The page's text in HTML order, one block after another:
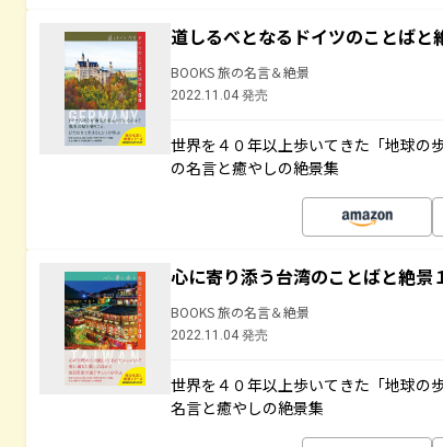
道しるべとなるドイツのことばと
BOOKS 旅の名言＆絶景
2022.11.04 発売
世界を４０年以上歩いてきた「地球の
の名言と癒やしの絶景集
心に寄り添う台湾のことばと絶景
BOOKS 旅の名言＆絶景
2022.11.04 発売
世界を４０年以上歩いてきた「地球の
名言と癒やしの絶景集